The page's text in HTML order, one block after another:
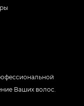
Ваших волос.